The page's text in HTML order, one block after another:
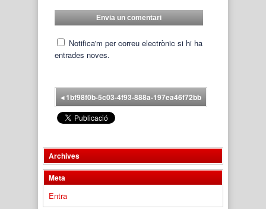
Notifica'm per correu electrònic si hi ha
entrades noves.
◂1bf98f0b-5c03-4f93-888a-197ea46f72bb
Archives
Meta
Entra